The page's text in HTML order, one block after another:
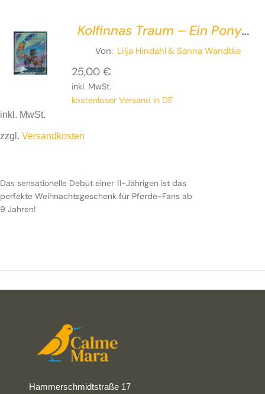
Kolfinnas Traum – Ein Pony
vor dem
Weihnachtsschlitten
Von: Lilja Hindahl& Sanna Wandtke
25,00 €
inkl. MwSt.
kostenloser Versand in DE
inkl. MwSt.
zzgl. Versandkosten
Das sensationelle Debüt einer 11-Jährigen ist das
perfekte Weihnachtsgeschenk für Pferde-Fans ab
9 Jahren!
Hammerschmidtstraße 17